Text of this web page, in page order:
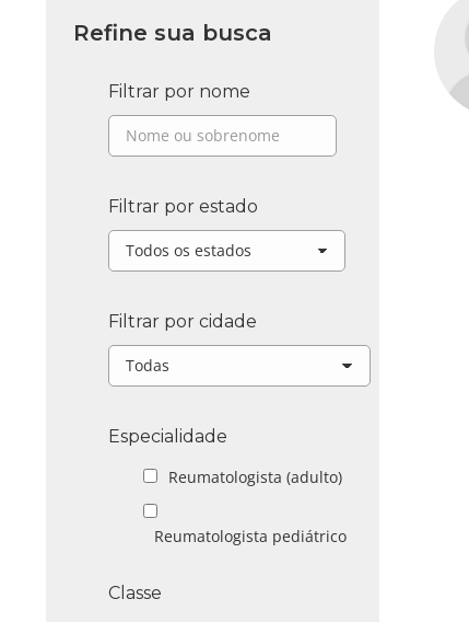
Refine sua busca
Filtrar por nome
Filtrar por estado
Filtrar por cidade
Especialidade
Reumatologista (adulto)
Reumatologista pediátrico
Classe